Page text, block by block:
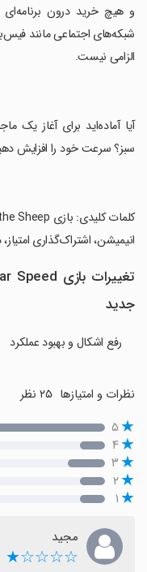
و هیچ خرید درون برنامه‌ای
شبکه‌های اجتماعی مانند
الزامی نیست.
‏آیا آماده‌اید برای آغاز
سبز؟ سرعت خود را افزایش
انیمیشن، اشتراک‌گذاری
جدید
رفع اشکال و بهبود عملکرد
نظرات و امتیازها
۵
۴
۳
۲
۱
مجید
☆☆☆☆★